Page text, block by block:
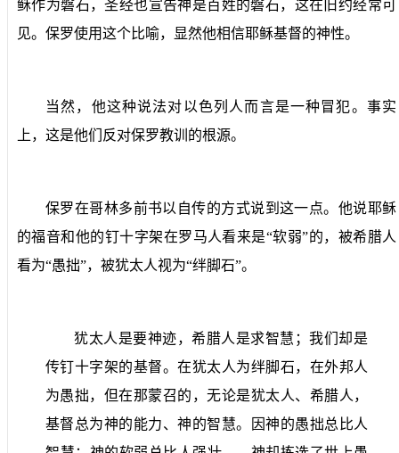
稣作为磐石，圣经也宣告神是百姓的磐石，这在旧约经常可
见。保罗使用这个比喻，显然他相信耶稣基督的神性。
当然，他这种说法对以色列人而言是一种冒犯。事实
上，这是他们反对保罗教训的根源。
保罗在哥林多前书以自传的方式说到这一点。他说耶稣
的福音和他的钉十字架在罗马人看来是“软弱”的，被希腊人
看为“愚拙”，被犹太人视为“绊脚石”。
犹太人是要神迹，希腊人是求智慧；我们却是
传钉十字架的基督。在犹太人为绊脚石，在外邦人
为愚拙，但在那蒙召的，无论是犹太人、希腊人，
基督总为神的能力、神的智慧。因神的愚拙总比人